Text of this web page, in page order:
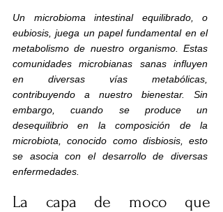
Un microbioma intestinal equilibrado, o
eubiosis, juega un papel fundamental en el
metabolismo de nuestro organismo. Estas
comunidades microbianas sanas influyen
en diversas vías metabólicas,
contribuyendo a nuestro bienestar. Sin
embargo, cuando se produce un
desequilibrio en la composición de la
microbiota, conocido como disbiosis, esto
se asocia con el desarrollo de diversas
enfermedades.
La capa de moco que